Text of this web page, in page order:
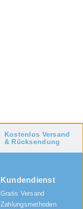
Kostenlos Versand
& Rücksendung
Kundendienst
Gratis Versand
Zahlungsmethoden